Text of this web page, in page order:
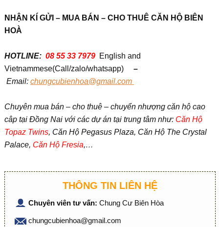
NHẬN KÍ GỬI – MUA BÁN – CHO THUÊ CĂN HỘ BIÊN
HOÀ
HOTLINE: 08 55 33 7979 English and
Vietnammese(Call/zalo/whatsapp)
–
Email: chungcubienhoa@gmail.com
Chuyên mua bán – cho thuê – chuyển nhượng căn hộ cao
câp tại Đồng Nai với các dự án tại trung tâm như: Căn Hộ
Topaz Twins, Căn Hộ Pegasus Plaza, Căn Hộ The Crystal
Palace, Căn Hộ Fresia,…
THÔNG TIN LIÊN HỆ
Chuyên viên tư vấn: Chung Cư Biên Hòa
chungcubienhoa@gmail.com